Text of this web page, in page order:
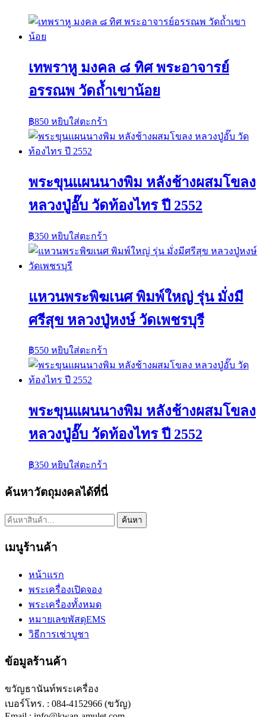
เทพราหู มงคล ๘ ทิศ พระอาจารย์
อรรณพ วัดถ้ำเขาน้อย
฿850 หยิบใส่ตะกร้า
พระขุนแผนนางพิม หลังช้างผสมโขลง
หลวงปู่อั๊บ วัดท้องไทร ปี 2552
฿350 หยิบใส่ตะกร้า
แหวนพระพิฆเนศ พิมพ์ใหญ่ รุ่น มั่งมี
ศรีสุข หลวงปู่หงษ์ วัดเพชรบุรี
฿550 หยิบใส่ตะกร้า
พระขุนแผนนางพิม หลังช้างผสมโขลง
หลวงปู่อั๊บ วัดท้องไทร ปี 2552
฿350 หยิบใส่ตะกร้า
ค้นหาวัตถุมงคลได้ที่นี่
ค้นหา: ค้นหา
เมนูร้านค้า
หน้าแรก
พระเครื่องเปิดจอง
พระเครื่องทั้งหมด
หมายเลขพัสดุEMS
วิธีการเช่าบูชา
ข้อมูลร้านค้า
ขวัญธานันท์พระเครื่อง
เบอร์โทร. : 084-4152966 (ขวัญ)